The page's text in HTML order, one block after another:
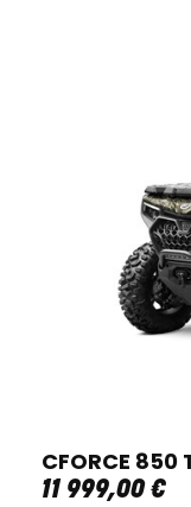
CFORCE 850
11 999,00€